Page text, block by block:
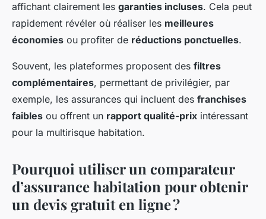
affichant clairement les garanties incluses. Cela peut
rapidement révéler où réaliser les meilleures
économies ou profiter de réductions ponctuelles.
Souvent, les plateformes proposent des filtres
complémentaires, permettant de privilégier, par
exemple, les assurances qui incluent des franchises
faibles ou offrent un rapport qualité-prix intéressant
pour la multirisque habitation.
Pourquoi utiliser un comparateur
d’assurance habitation pour obtenir
un devis gratuit en ligne ?